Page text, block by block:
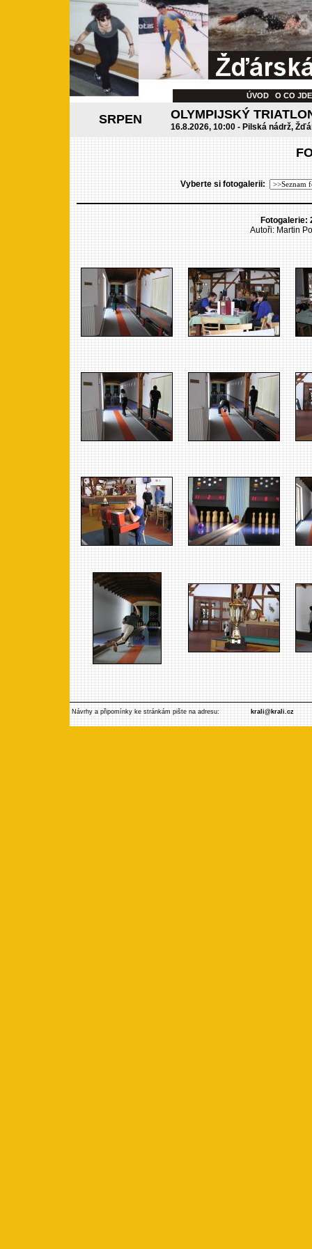
ÚVOD O CO
SRPEN OLYMPIJSKÝ
16.8.2026, 10:00 - Pilská nádrž,
Vyberte si fotogalerii:
Fotogalerie:
Autoři: Martin
Návrhy a připomínky ke stránkám pište na adresu: krali@krali.cz